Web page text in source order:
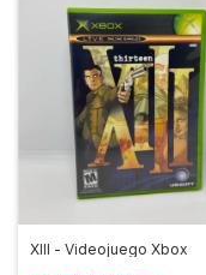
XIII - Videojuego Xbox